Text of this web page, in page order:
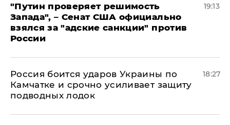
"Путин проверяет решимость
Запада", – Сенат США официально
взялся за "адские санкции" против
России
19:13
Россия боится ударов Украины по
Камчатке и срочно усиливает защиту
подводных лодок
18:27